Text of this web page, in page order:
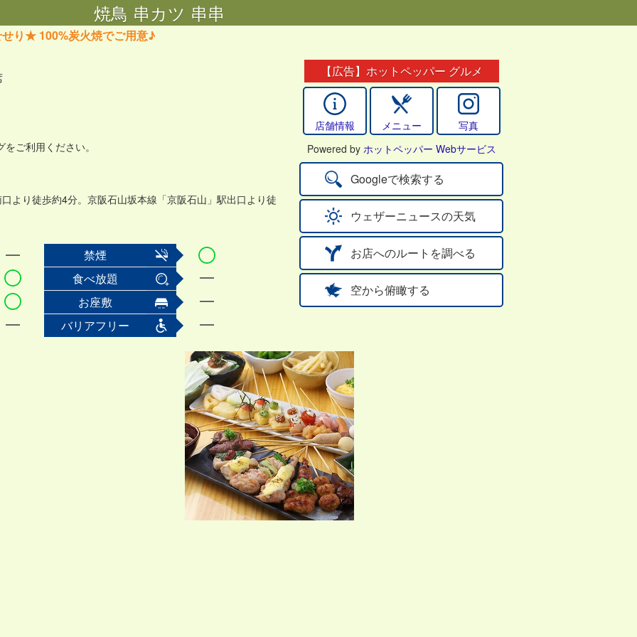
焼鳥 串カツ 串串
り★ 100%炭火焼でご用意♪
ご利用ください。
より徒歩約4分。京阪石山坂本線「京阪石山」駅出口より徒
禁煙
食べ放題
お座敷
バリアフリー
【広告】ホットペッパー グルメ
店舗情報 メニュー
写真
Powered by ホットペッパー Webサービス
Googleで検索する
ウェザーニュースの天気
お店へのルートを調べる
空から俯瞰する